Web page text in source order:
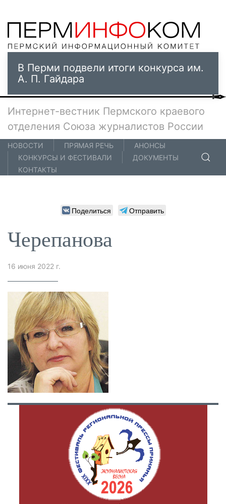
В Перми подвели итоги конкурса им.
А. П. Гайдара
Интернет-вестник Пермского краевого
отделения Союза журналистов России
НОВОСТИ ПРЯМАЯ РЕЧЬ
АНОНСЫ
КОНКУРСЫ И ФЕСТИВАЛИ
ДОКУМЕНТЫ
КОНТАКТЫ
Поделиться Отправить
Черепанова
16 июня 2022 г.